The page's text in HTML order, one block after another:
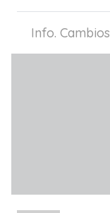
Info. Cambios